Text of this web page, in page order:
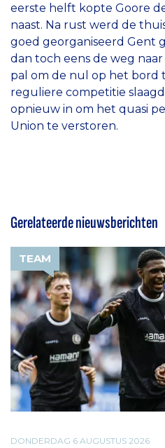
eerste helft kopte Goore
naast. Na rust werd de
goed georganiseerd Gent
dan toch eens de weg
pal om de nul op het bord
reguliere competitie
opnieuw in om het quasi
Union te verstoren.
Gerelateerde nieuwsberichten
TEAM
DONDERDAG 6 AUGUSTUS 2026